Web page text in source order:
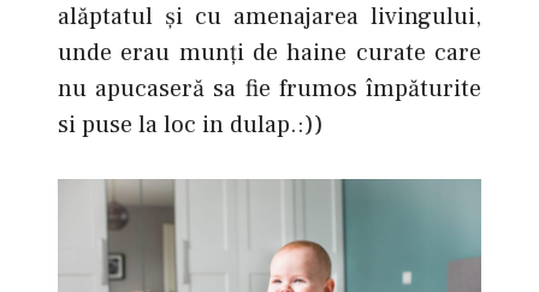
alăptatul şi cu amenajarea livingului,
unde erau munți de haine curate care
nu apucaseră sa fie frumos împăturite
si puse la loc in dulap.:))